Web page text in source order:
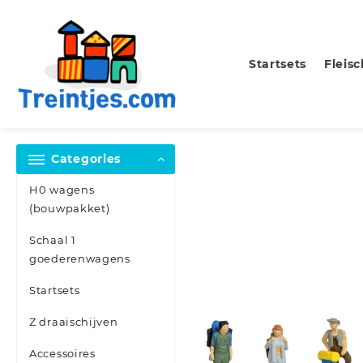
Startsets
Categories
H0 wagens
(bouwpakket)
Schaal 1
goederenwagens
Startsets
Z draaischijven
Accessoires